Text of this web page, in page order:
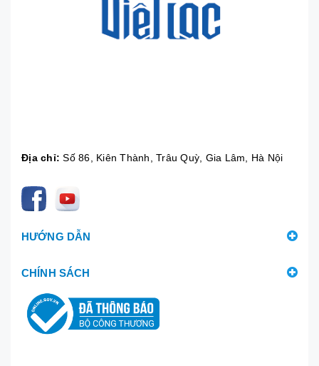
Địa chỉ: Số 86, Kiên Thành, Trâu Quỳ, Gia Lâm, Hà Nội
HƯỚNG DẪN
CHÍNH SÁCH